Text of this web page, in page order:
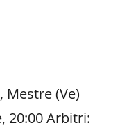
Mestre (Ve)
20:00 Arbitri: